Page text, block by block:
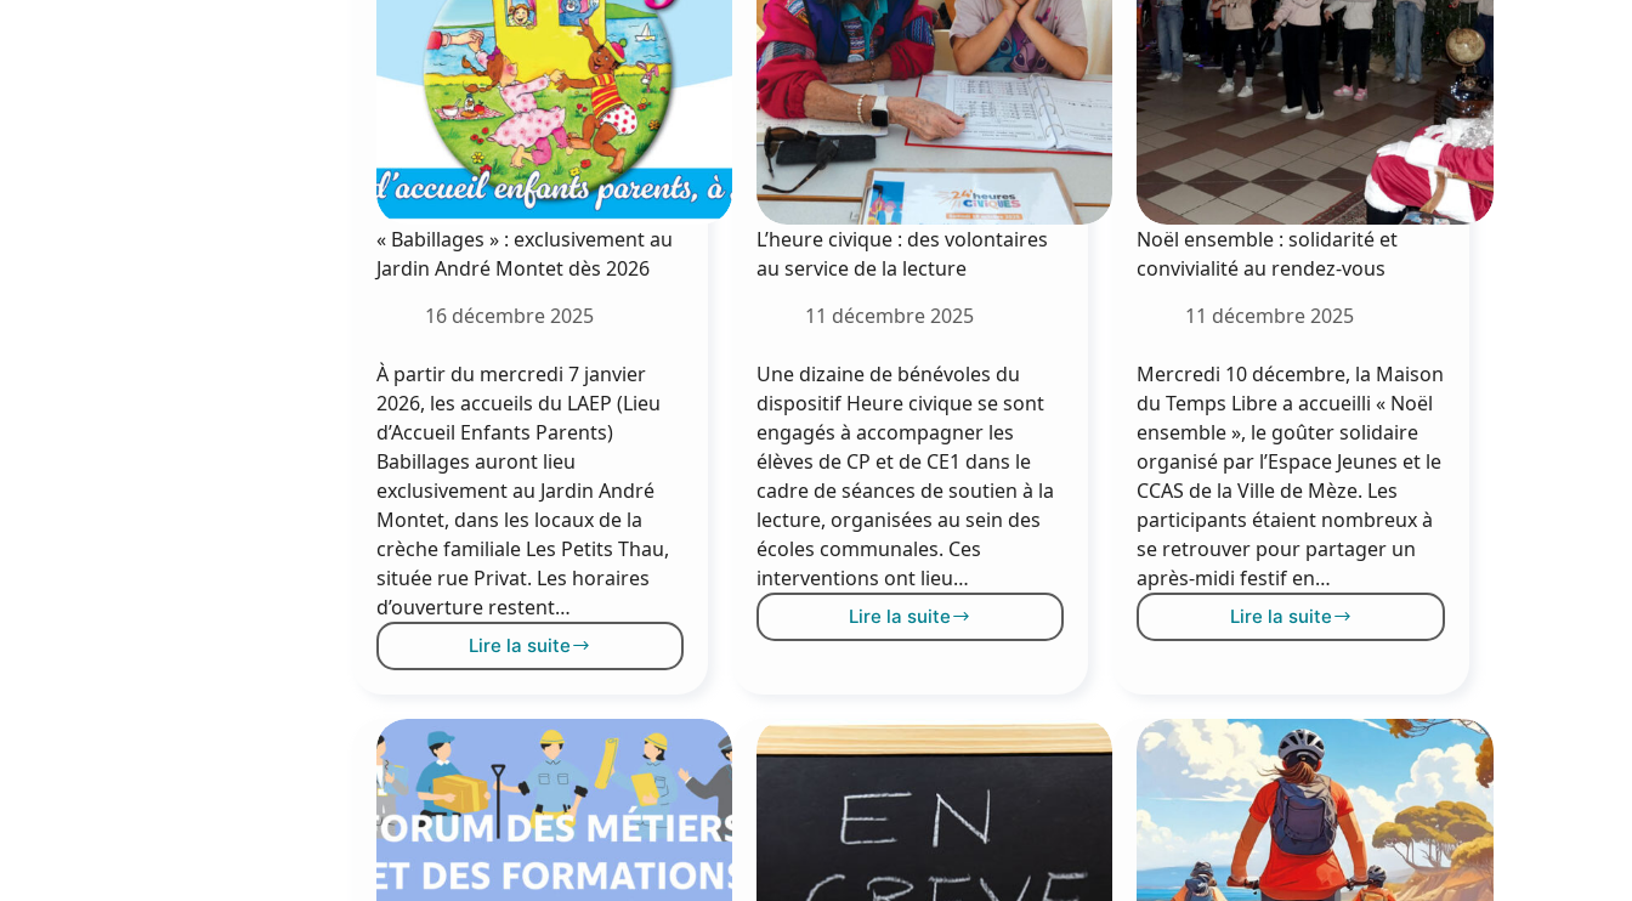
« Babillages » : exclusivement au
Jardin André Montet dès 2026
16 décembre 2025
À partir du mercredi 7 janvier
2026, les accueils du LAEP (Lieu
d’Accueil Enfants Parents)
Babillages auront lieu
exclusivement au Jardin André
Montet, dans les locaux de la
crèche familiale Les Petits Thau,
située rue Privat. Les horaires
d’ouverture restent…
Lire la suite« Babillages »
au
Jardin
André
Montet
dès
2026
L’heure civique : des volontaires
au service de la lecture
11 décembre 2025
Une dizaine de bénévoles du
dispositif Heure civique se sont
engagés à accompagner les
élèves de CP et de CE1 dans le
cadre de séances de soutien à la
lecture, organisées au sein des
écoles communales. Ces
interventions ont lieu…
Lire la suite
L’heure
volontaires
au
service
Noël ensemble : solidarité et
convivialité au rendez-vous
11 décembre 2025
Mercredi 10 décembre, la Maison
du Temps Libre a accueilli « Noël
ensemble », le goûter solidaire
organisé par l’Espace Jeunes et le
CCAS de la Ville de Mèze. Les
participants étaient nombreux à
se retrouver pour partager un
après-midi festif en…
Lire la suite
Noël
et
convivialité
au
rendez-
vous